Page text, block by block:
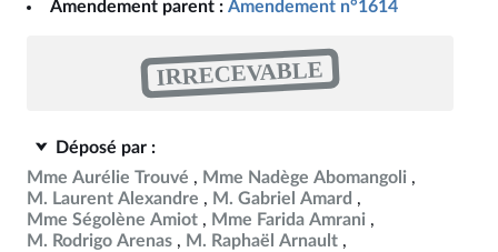
Amendement parent : Amendement n°1614
IRRECEVABLE
Déposé par :
Mme Aurélie Trouvé
Mme Nadège Abomangoli
M. Laurent Alexandre
M. Gabriel Amard
Mme Ségolène Amiot
Mme Farida Amrani
M. Rodrigo Arenas
M. Raphaël Arnault